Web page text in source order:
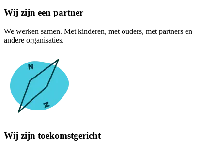
Wij zijn een partner
We werken samen. Met kinderen, met ouders, met partners en
andere organisaties.
Wij zijn toekomstgericht